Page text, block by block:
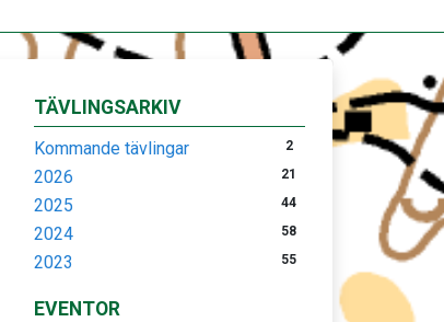
TÄVLINGSARKIV
Kommande tävlingar 2
2026 21
2025 44
2024 58
2023 55
EVENTOR